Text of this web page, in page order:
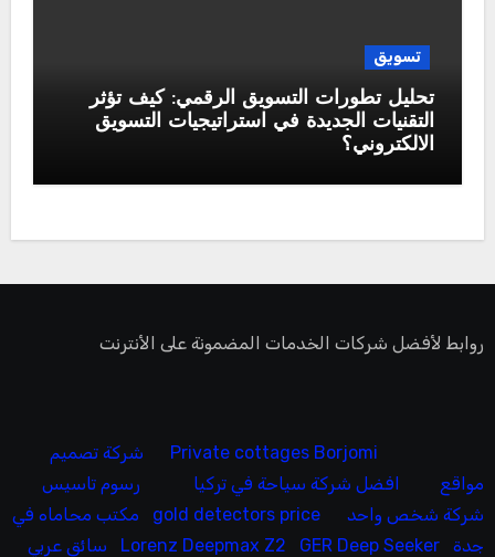
تسويق
تحليل تطورات التسويق الرقمي: كيف تؤثر
التقنيات الجديدة في استراتيجيات التسويق
الالكتروني؟
روابط لأفضل شركات الخدمات المضمونة على الأنترنت
Private cottages Borjomi
شركة تصميم
مواقع
افضل شركة سياحة في تركيا
رسوم تاسيس
شركة شخص واحد
gold detectors price
مكتب محاماه في
جدة
Lorenz Deepmax Z2 GER Deep Seeker
سائق عربي